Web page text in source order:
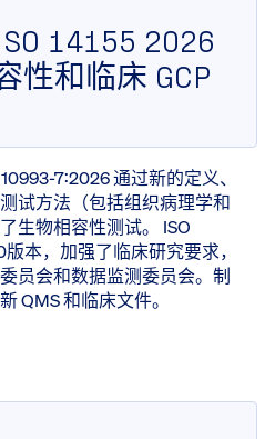
14155 2026
性和临床 GCP
7:2026 通过新的定义、
试方法（包括组织病理学和
生物相容性测试。 ISO
本，加强了临床研究要求，
员会和数据监测委员会。制
QMS 和临床文件。